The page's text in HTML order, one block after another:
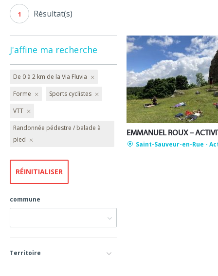
1 Résultat(s)
J'affine ma recherche
De 0 à 2 km de la Via Fluvia
Forme Sports cyclistes
VTT
Randonnée pédestre / balade à
pied
commune
Territoire
Saint-Sauveur-en-Rue -